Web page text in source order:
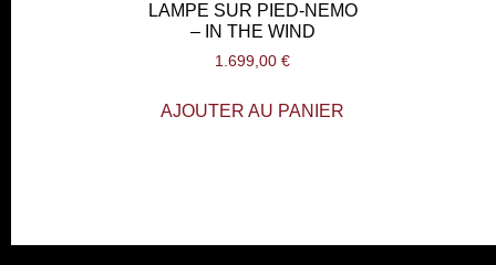
LAMPE SUR PIED-NEMO
– IN THE WIND
1.699,00€
AJOUTER AU PANIER